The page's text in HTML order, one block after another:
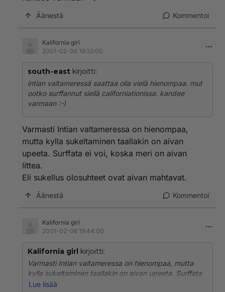
Äänestä Kommentoi
Kalifornia girl
2001-02-06 19:33:00
south-east kirjoitti:
intian valtameressä saattaa olla vielä hienompaa. mut
ootko surffannut siellä californiationissa. kandee
varmaan :-)
Varmasti Intian valtameressa on hienompaa,
mutta kylla sukeltaminen taallakin on aivan
upeeta. Surffata ei voi, koska meri on aivan
littea.
Eli sukellus olosuhteet ovat aivan mahtavat.
Äänestä Kommentoi
Kalifornia girl
2001-02-06 19:44:00
Kalifornia girl kirjoitti:
Varmasti Intian valtameressa on hienompaa, mutta
kylla sukeltaminen taallakin on aivan upeeta. Surffata
ei voi, koska meri on aivan littea.
Lue lisää